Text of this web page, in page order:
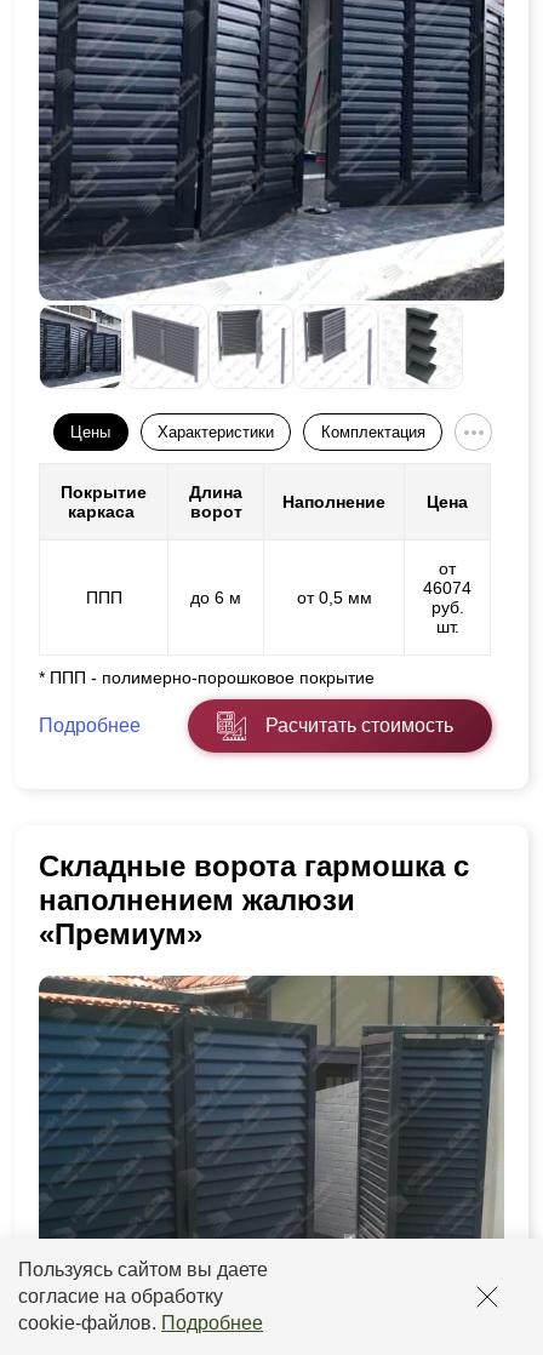
Пользуясь сайтом вы даете
согласие на обработку
cookie-файлов. Подробнее
Цены Характеристики Комплектация
Покрытие
каркаса
Длина
ворот
Наполнение Цена
ППП до 6 м от 0,5 мм
от
46074
руб.
шт.
* ППП - полимерно-порошковое покрытие
Подробнее Расчитать стоимость
Складные ворота гармошка с
наполнением жалюзи
«Премиум»